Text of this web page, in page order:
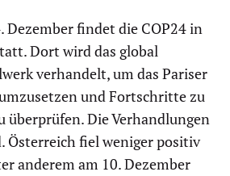
Dezember findet die COP24 in
Dort wird das global
verhandelt, um das Pariser
und Fortschritte zu
überprüfen. Die Verhandlungen
Österreich fiel weniger positiv
anderem am 10. Dezember